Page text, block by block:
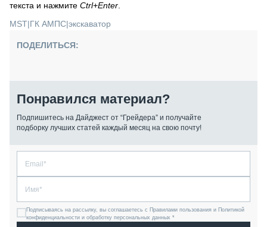
текста и нажмите Ctrl+Enter
MST|ГК АМПС|экскаватор
ПОДЕЛИТЬСЯ:
Понравился материал?
Подпишитесь на Дайджест от “Грейдера” и получайте
подборку лучших статей каждый месяц на свою почту!
Подписываясь на рассылку, вы соглашаетесь с Правилами пользования и Политикой
конфиденциальности и обработку персональных данных *